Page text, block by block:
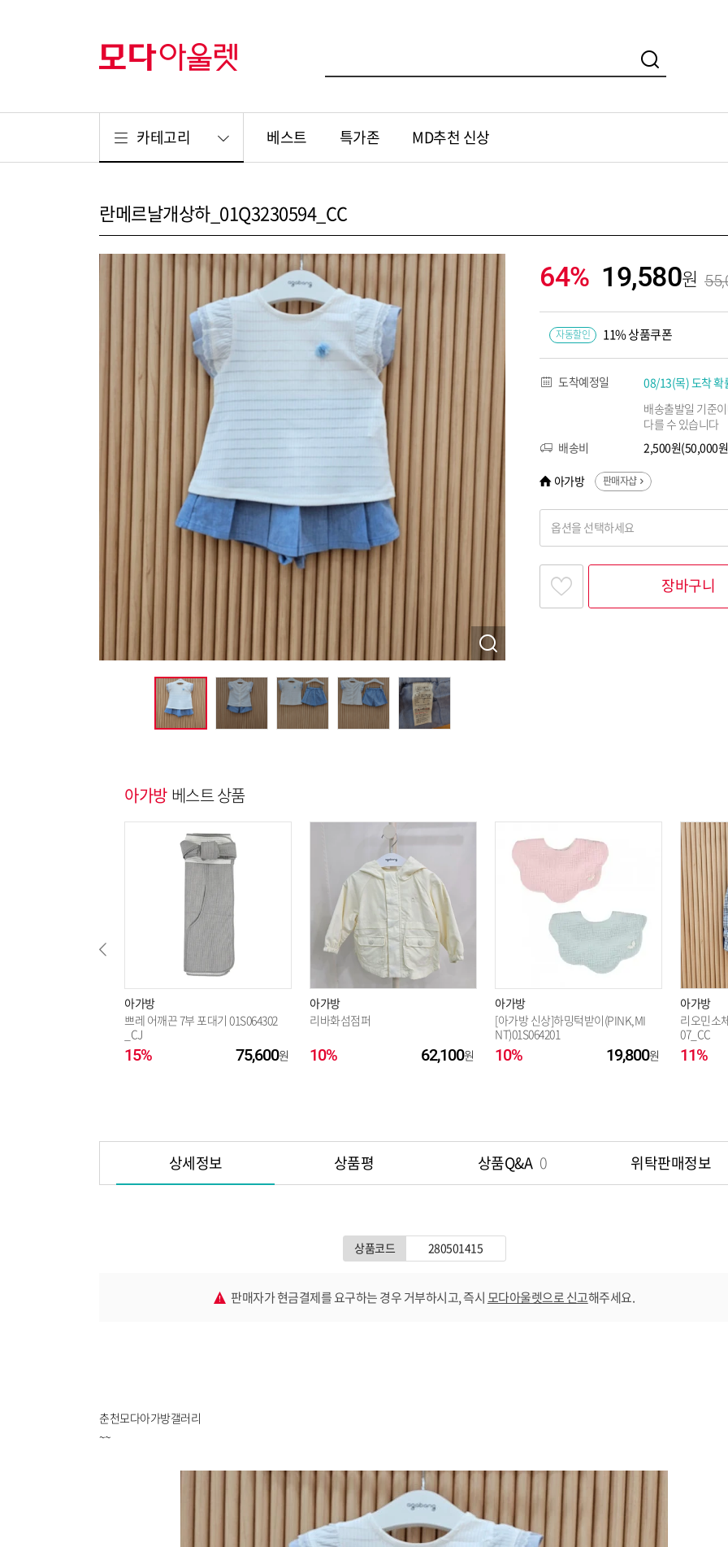
카테고리 베스트 특가존 MD추천 신상
란메르날개상하_01Q3230594_CC
64% 19,580
자동할인 11% 상품쿠폰
도착예정일 08/13(목) 도착 확
배송출발일 기준
다를 수 있습니다
배송비
2,500원(50,000
아가방 판매자샵
옵션을 선택하세요
찾고싶은 옵션명을 입력해 주세요
옵션명 1
옵션 004.블루 90
장바구니
아가방 베스트 상품
아가방
쁘레 어깨끈 7부 포대기 01S064302
_CJ
15% 75,600
아가방
리바화섬점퍼
10% 62,100
아가방
[아가방 신상]하밍턱받이(PINK,MI
NT)01S064201
10% 19,800
아가방
리오민소
07_CC
11%
상세정보 상품평 상품Q&A 0 위탁판매정보
상품코드 280501415
판매자가 현금결제를 요구하는 경우 거부하시고, 즉시모다아울렛으로 신고해주세요.